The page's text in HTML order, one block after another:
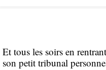
Et tous les soirs en
son petit tribunal